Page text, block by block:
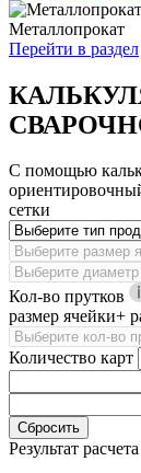
Металлопрокат
Перейти в раздел
С помощью
сетки
Кол-во прутков
размер ячейки+
Количество карт
Сбросить
Результат расчета